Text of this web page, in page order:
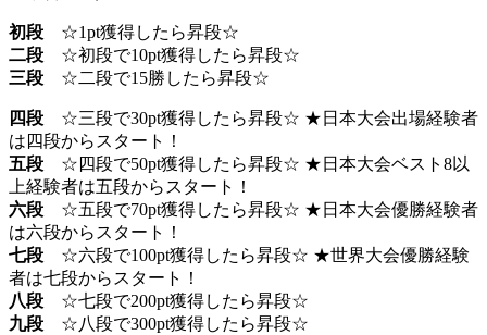
初段 ☆1pt獲得したら昇段☆
二段 ☆初段で10pt獲得したら昇段☆
三段 ☆二段で15勝したら昇段☆
四段 ☆三段で30pt獲得したら昇段☆ ★日本大会出場経験者
は四段からスタート！
五段 ☆四段で50pt獲得したら昇段☆ ★日本大会ベスト8以
上経験者は五段からスタート！
六段 ☆五段で70pt獲得したら昇段☆ ★日本大会優勝経験者
は六段からスタート！
七段 ☆六段で100pt獲得したら昇段☆ ★世界大会優勝経験
者は七段からスタート！
八段 ☆七段で200pt獲得したら昇段☆
九段 ☆八段で300pt獲得したら昇段☆